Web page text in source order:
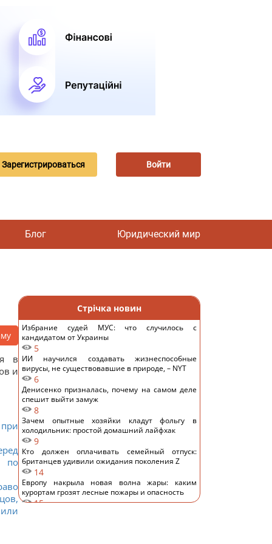
Зарегистрироваться Войти
Блог Юридический мир
в
и
по
Стрічка новин
Избрание судей МУС: что случилось с
кандидатом от Украины
5
ИИ научился создавать жизнеспособные
вирусы, не существовавшие в природе, – NYT
6
Денисенко призналась, почему на самом деле
спешит выйти замуж
8
Зачем опытные хозяйки кладут фольгу в
холодильник: простой домашний лайфхак
9
Кто должен оплачивать семейный отпуск:
британцев удивили ожидания поколения Z
14
Европу накрыла новая волна жары: каким
курортам грозят лесные пожары и опасность
15